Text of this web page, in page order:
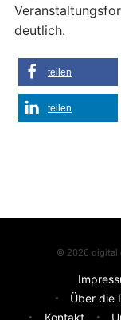
deutlich.
teilen
teilen
© 2026 digital
Über die
Kontakt